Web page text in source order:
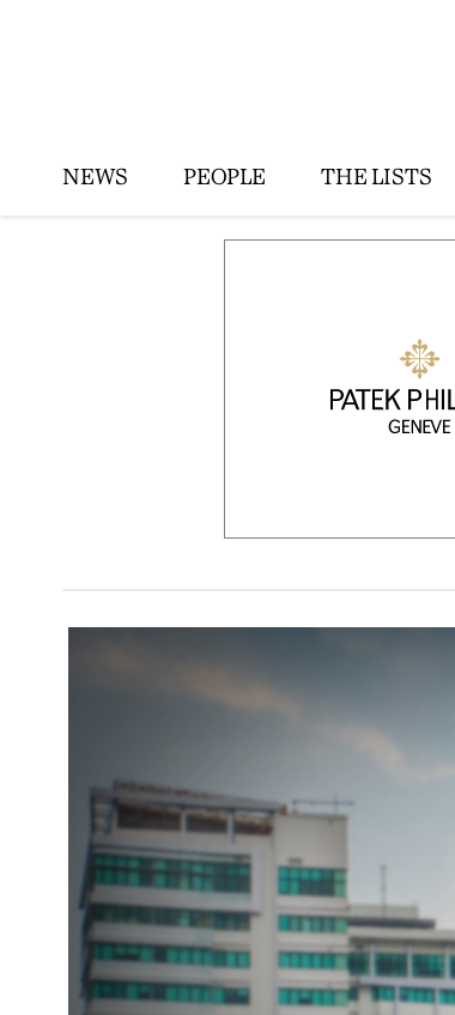
NEWS PEOPLE THE LISTS